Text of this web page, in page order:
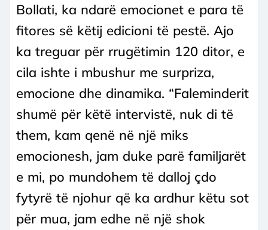
Bollati, ka ndarë emocionet e para të
fitores së këtij edicioni të pestë. Ajo
ka treguar për rrugëtimin 120 ditor, e
cila ishte i mbushur me surpriza,
emocione dhe dinamika. “Faleminderit
shumë për këtë intervistë, nuk di të
them, kam qenë në një miks
emocionesh, jam duke parë familjarët
e mi, po mundohem të dalloj çdo
fytyrë të njohur që ka ardhur këtu sot
për mua, jam edhe në një shok